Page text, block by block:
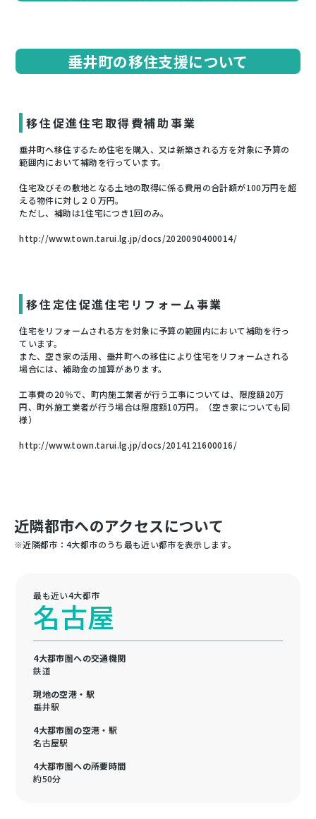
垂井町の移住支援について
移住促進住宅取得費補助事業
垂井町へ移住するため住宅を購入、又は新築される方を対象に予算の
範囲内において補助を行っています。
住宅及びその敷地となる土地の取得に係る費用の合計額が100万円を超
える物件に対し２０万円。
ただし、補助は1住宅につき1回のみ。
http://www.town.tarui.lg.jp/docs/2020090400014/
移住定住促進住宅リフォーム事業
住宅をリフォームされる方を対象に予算の範囲内において補助を行っ
ています。
また、空き家の活用、垂井町への移住により住宅をリフォームされる
場合には、補助金の加算があります。
工事費の20％で、町内施工業者が行う工事については、限度額20万
円、町外施工業者が行う場合は限度額10万円。（空き家についても同
様）
http://www.town.tarui.lg.jp/docs/2014121600016/
近隣都市へのアクセスについて
※近隣都市：4大都市のうち最も近い都市を表示します。
最も近い4大都市
名古屋
4大都市圏への交通機関
鉄道
現地の空港・駅
垂井駅
4大都市圏の空港・駅
名古屋駅
4大都市圏への所要時間
約50分